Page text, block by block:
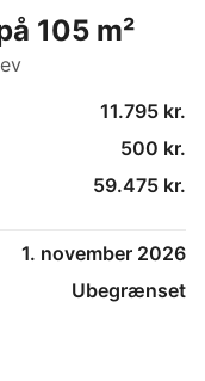
105 m²
11.795 kr.
500 kr.
59.475 kr.
1. november 2026
Ubegrænset